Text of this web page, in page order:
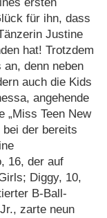
für ihn, dass
Justine
hat! Trotzdem
denn neben
auch die Kids
angehende
„Miss Teen New
bei der bereits
16, der auf
Diggy, 10,
B-Ball-
zarte neun